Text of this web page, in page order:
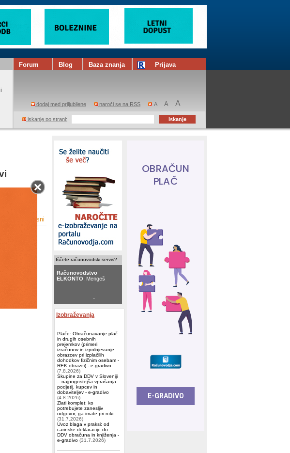
Forum Blog Baza znanja Prijava
dodaj med priljubljene naroči se na RSS A A A
iskanje po strani:
Natisni
RS, št.
z
del
Iščete računovodski servis?
Računovodstvo
ELKONTO , Mengeš
Izobraževanja
Plače: Obračunavanje plač
in drugih osebnih
prejemkov (primeri
izračunov in izpolnjevanje
obrazcev pri izplačilih
dohodkov fizičnim osebam -
REK obrazci) - e-gradivo
(7.8.2026)
Skupine za DDV v Sloveniji
– najpogostejša vprašanja
podjetij, kupcev in
dobaviteljev - e-gradivo
(4.8.2026)
Zlati komplet: ko
potrebujete zanesljiv
odgovor, ga imate pri roki
(31.7.2026)
Uvoz blaga v praksi: od
carinske deklaracije do
DDV obračuna in knjiženja -
e-gradivo (31.7.2026)